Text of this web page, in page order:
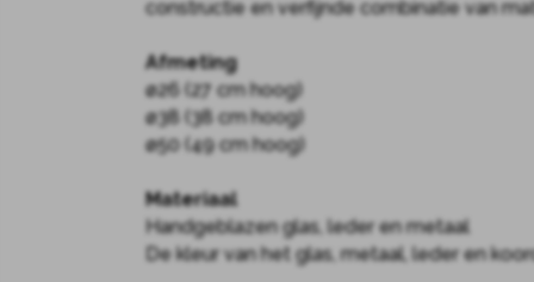
constructie en verfijnde combinatie van
Afmeting
ø26 (27 cm hoog)
ø38 (38 cm hoog)
ø50 (49 cm hoog)
Materiaal
Handgeblazen glas, leder en metaal
De kleur van het glas, metaal, leder en